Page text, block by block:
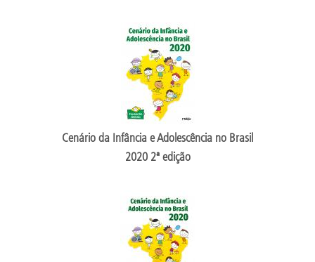
Cenário da Infância e Adolescência no Brasil
2020 2ª edição